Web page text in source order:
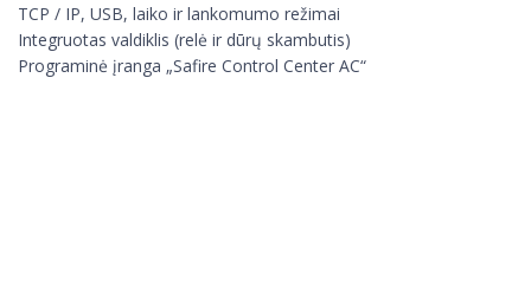
TCP / IP, USB, laiko ir lankomumo režimai
Integruotas valdiklis (relė ir dūrų skambutis)
Programinė įranga „Safire Control Center AC“